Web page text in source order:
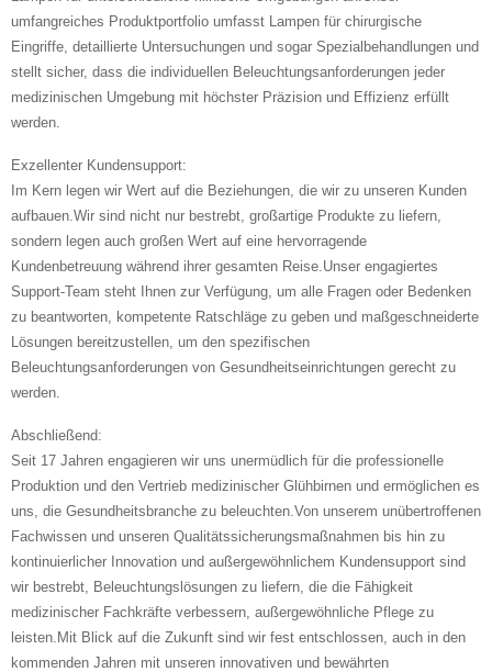
umfangreiches Produktportfolio umfasst Lampen für chirurgische
Eingriffe, detaillierte Untersuchungen und sogar Spezialbehandlungen und
stellt sicher, dass die individuellen Beleuchtungsanforderungen jeder
medizinischen Umgebung mit höchster Präzision und Effizienz erfüllt
werden.
Exzellenter Kundensupport:
Im Kern legen wir Wert auf die Beziehungen, die wir zu unseren Kunden
aufbauen.Wir sind nicht nur bestrebt, großartige Produkte zu liefern,
sondern legen auch großen Wert auf eine hervorragende
Kundenbetreuung während ihrer gesamten Reise.Unser engagiertes
Support-Team steht Ihnen zur Verfügung, um alle Fragen oder Bedenken
zu beantworten, kompetente Ratschläge zu geben und maßgeschneiderte
Lösungen bereitzustellen, um den spezifischen
Beleuchtungsanforderungen von Gesundheitseinrichtungen gerecht zu
werden.
Abschließend:
Seit 17 Jahren engagieren wir uns unermüdlich für die professionelle
Produktion und den Vertrieb medizinischer Glühbirnen und ermöglichen es
uns, die Gesundheitsbranche zu beleuchten.Von unserem unübertroffenen
Fachwissen und unseren Qualitätssicherungsmaßnahmen bis hin zu
kontinuierlicher Innovation und außergewöhnlichem Kundensupport sind
wir bestrebt, Beleuchtungslösungen zu liefern, die die Fähigkeit
medizinischer Fachkräfte verbessern, außergewöhnliche Pflege zu
leisten.Mit Blick auf die Zukunft sind wir fest entschlossen, auch in den
kommenden Jahren mit unseren innovativen und bewährten